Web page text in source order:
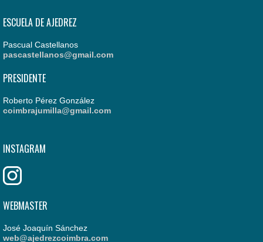
ESCUELA DE AJEDREZ
Pascual Castellanos
pascastellanos@gmail.com
PRESIDENTE
Roberto Pérez González
coimbrajumilla@gmail.com
INSTAGRAM
WEBMASTER
José Joaquín Sánchez
web@ajedrezcoimbra.com